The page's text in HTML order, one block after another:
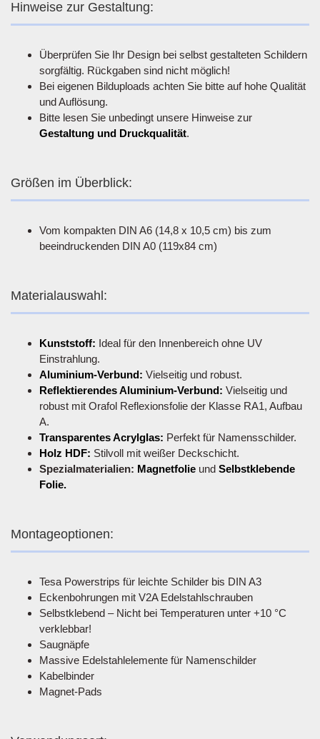
Hinweise zur Gestaltung:
Überprüfen Sie Ihr Design bei selbst gestalteten Schildern
sorgfältig. Rückgaben sind nicht möglich!
Bei eigenen Bilduploads achten Sie bitte auf hohe Qualität
und Auflösung.
Bitte lesen Sie unbedingt unsere Hinweise zur
Gestaltung und Druckqualität.
Größen im Überblick:
Vom kompakten DIN A6 (14,8 x 10,5 cm) bis zum
beeindruckenden DIN A0 (119x84 cm)
Materialauswahl:
Kunststoff: Ideal für den Innenbereich ohne UV
Einstrahlung.
Aluminium-Verbund: Vielseitig und robust.
Reflektierendes Aluminium-Verbund: Vielseitig und
robust mit Orafol Reflexionsfolie der Klasse RA1, Aufbau
A.
Transparentes Acrylglas: Perfekt für Namensschilder.
Holz HDF: Stilvoll mit weißer Deckschicht.
Spezialmaterialien: Magnetfolie und Selbstklebende
Folie.
Montageoptionen:
Tesa Powerstrips für leichte Schilder bis DIN A3
Eckenbohrungen mit V2A Edelstahlschrauben
Selbstklebend – Nicht bei Temperaturen unter +10 °C
verklebbar!
Saugnäpfe
Massive Edelstahlelemente für Namenschilder
Kabelbinder
Magnet-Pads